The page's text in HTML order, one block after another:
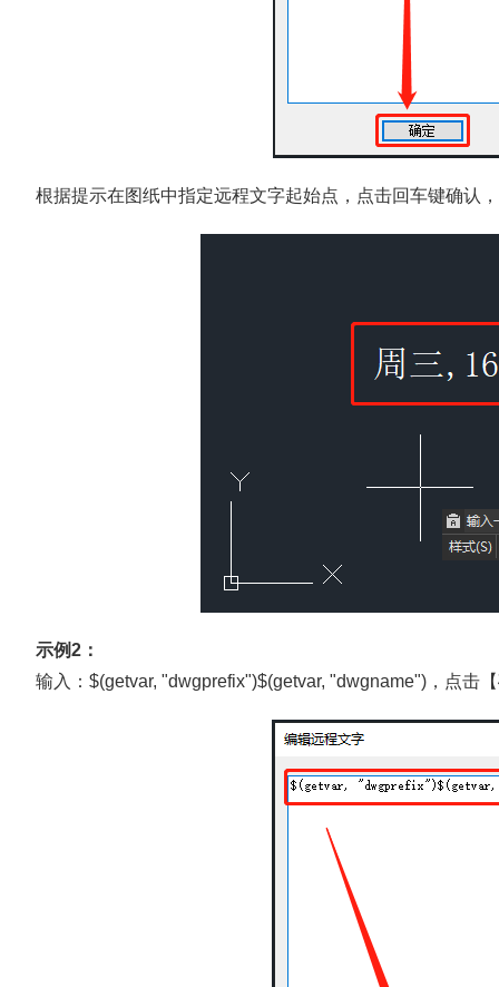
根据提示在图纸中指定远程文字起始点，点击回车键确认
示例2：
输入：$(getvar, "dwgprefix")$(getvar, "dwgname")，点击